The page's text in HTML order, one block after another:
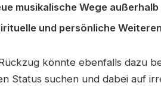
musikalische Wege
und persönliche
könnte ebenfalls dazu
Status suchen und dabei auf